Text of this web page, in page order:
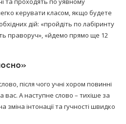
керувати класом, якщо будете
дій: «пройдіть по лабіринту
праворуч», «йдемо прямо ще 12
після чого учні хором повинні
вас. А наступне слово – тихіше за
зміна інтонації та гучності швидко